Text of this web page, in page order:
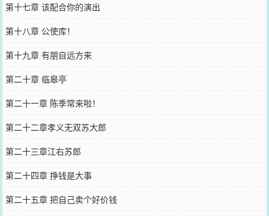
第十七章 该配合你的演出
第十八章 公使库！
第十九章 有朋自远方来
第二十章 临皋亭
第二十一章 陈季常来啦！
第二十二章孝义无双苏大郎
第二十三章江右苏郎
第二十四章 挣钱是大事
第二十五章 把自己卖个好价钱